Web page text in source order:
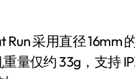
Run 采用直径 16mm
量仅约 33g，支持